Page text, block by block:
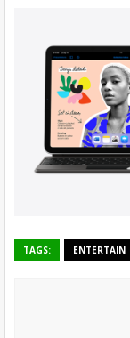
TAGS: ENTERTAIN